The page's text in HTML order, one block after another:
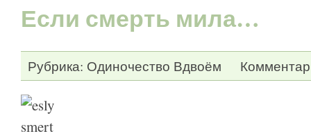
Если смерть мила…
Рубрика: Одиночество Вдвоём